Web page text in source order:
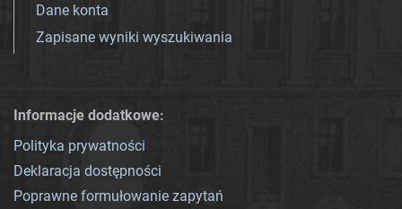
Dane konta
Zapisane wyniki wyszukiwania
Informacje dodatkowe:
Polityka prywatności
Deklaracja dostępności
Poprawne formułowanie zapytań